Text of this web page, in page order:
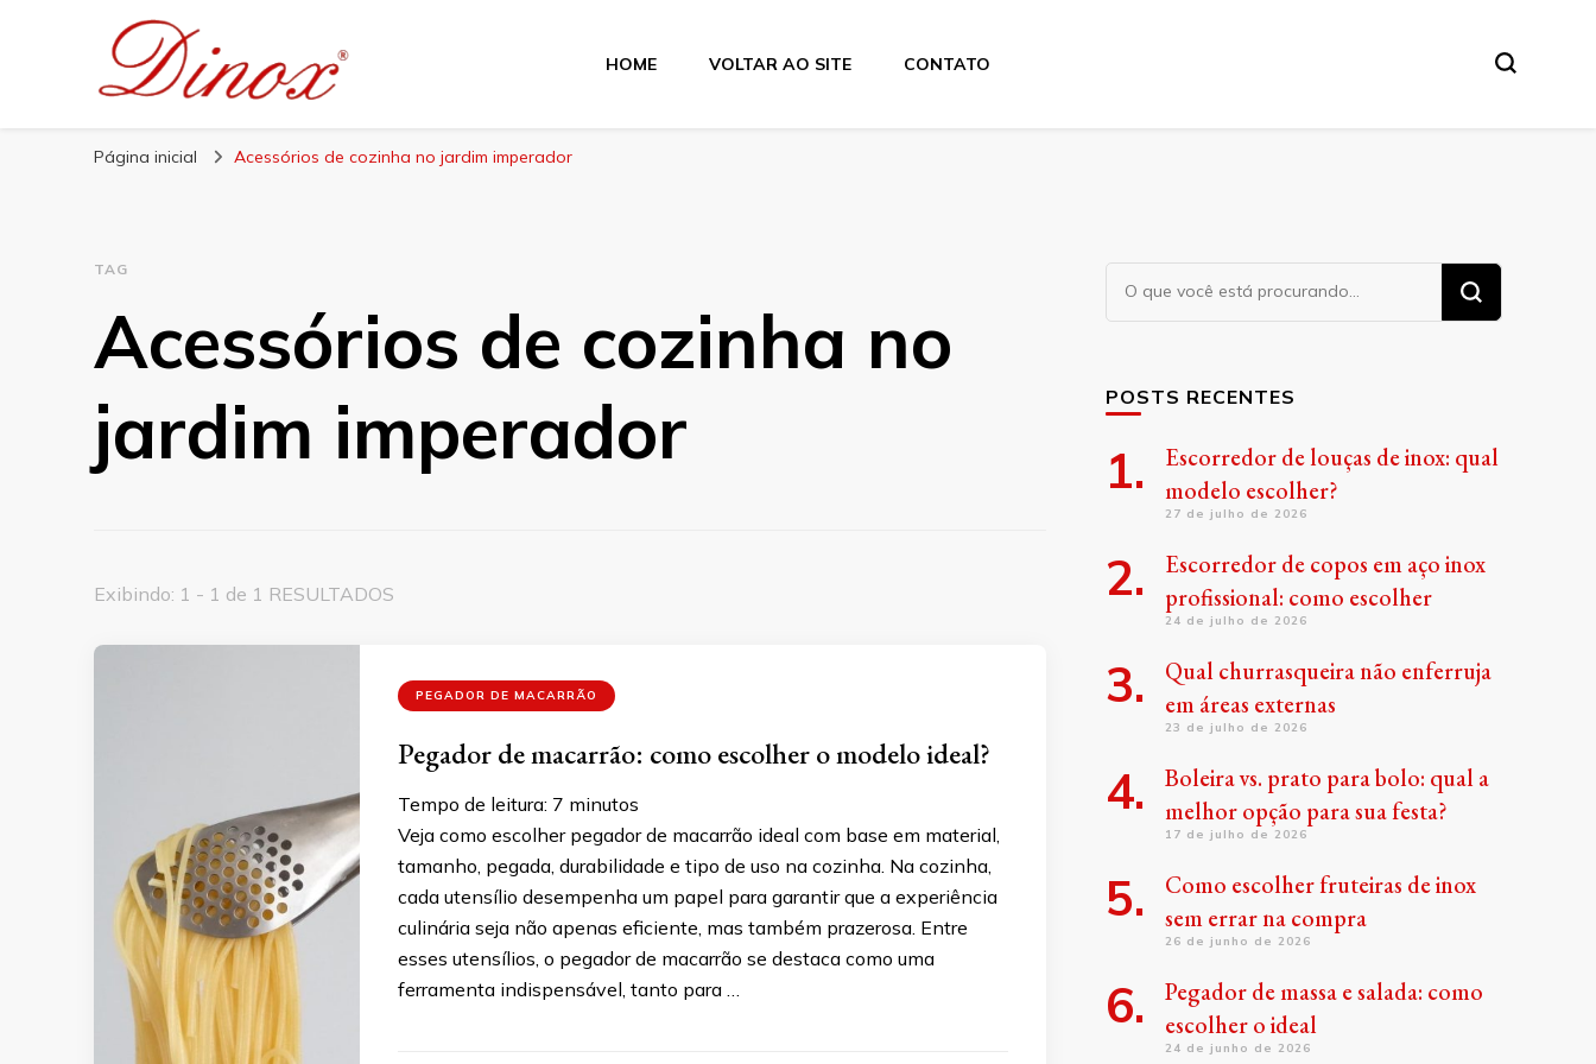
Blog Dinox
HOME VOLTAR AO SITE CONTATO
Página inicial Acessórios de cozinha no jardim imperador
TAG
Acessórios de cozinha no
jardim imperador
Exibindo: 1 - 1 de 1 RESULTADOS
PEGADOR DE MACARRÃO
Pegador de macarrão: como escolher o modelo ideal?
Tempo de leitura: 7 minutos
Veja como escolher pegador de macarrão ideal com base em material,
tamanho, pegada, durabilidade e tipo de uso na cozinha. Na cozinha,
cada utensílio desempenha um papel para garantir que a experiência
culinária seja não apenas eficiente, mas também prazerosa. Entre
esses utensílios, o pegador de macarrão se destaca como uma
ferramenta indispensável, tanto para …
Procurando
algo?
POSTS RECENTES
Escorredor de louças de inox: qual
modelo escolher?
27 de julho de 2026
Escorredor de copos em aço inox
profissional: como escolher
24 de julho de 2026
Qual churrasqueira não enferruja
em áreas externas
23 de julho de 2026
Boleira vs. prato para bolo: qual a
melhor opção para sua festa?
17 de julho de 2026
Como escolher fruteiras de inox
sem errar na compra
26 de junho de 2026
Pegador de massa e salada: como
escolher o ideal
24 de junho de 2026